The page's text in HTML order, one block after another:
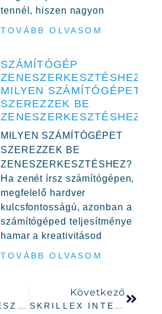
tennél, hiszen nagyon
TOVÁBB OLVASOM
SZÁMÍTÓGÉP
ZENESZERKESZTÉSHEZ,
MILYEN SZÁMÍTÓGÉPET
SZEREZZEK BE
ZENESZERKESZTÉSHEZ?
MILYEN SZÁMÍTÓGÉPET
SZEREZZEK BE
ZENESZERKESZTÉSHEZ?
Ha zenét írsz számítógépen, a
megfelelő hardver
kulcsfontosságú, azonban a
számítógéped teljesítménye
hamar a kreativitásod
TOVÁBB OLVASOM
Következő